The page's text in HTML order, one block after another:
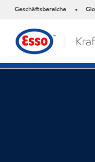
Geschäftsbereiche •